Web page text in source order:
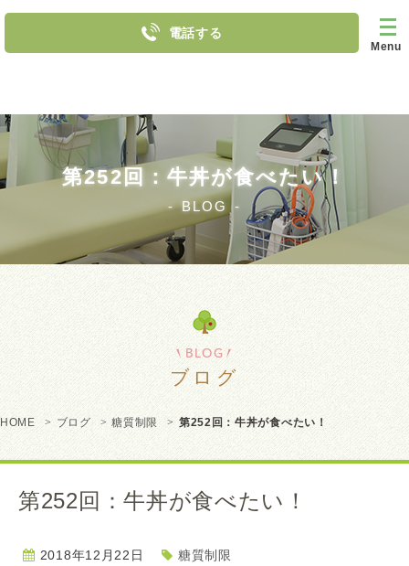
電話する
Menu
第252回：牛丼が食べたい！
BLOG
BLOG
ブログ
HOME ブログ 糖質制限 第252回：牛丼が食べたい！
第252回：牛丼が食べたい！
2018年12月22日 糖質制限